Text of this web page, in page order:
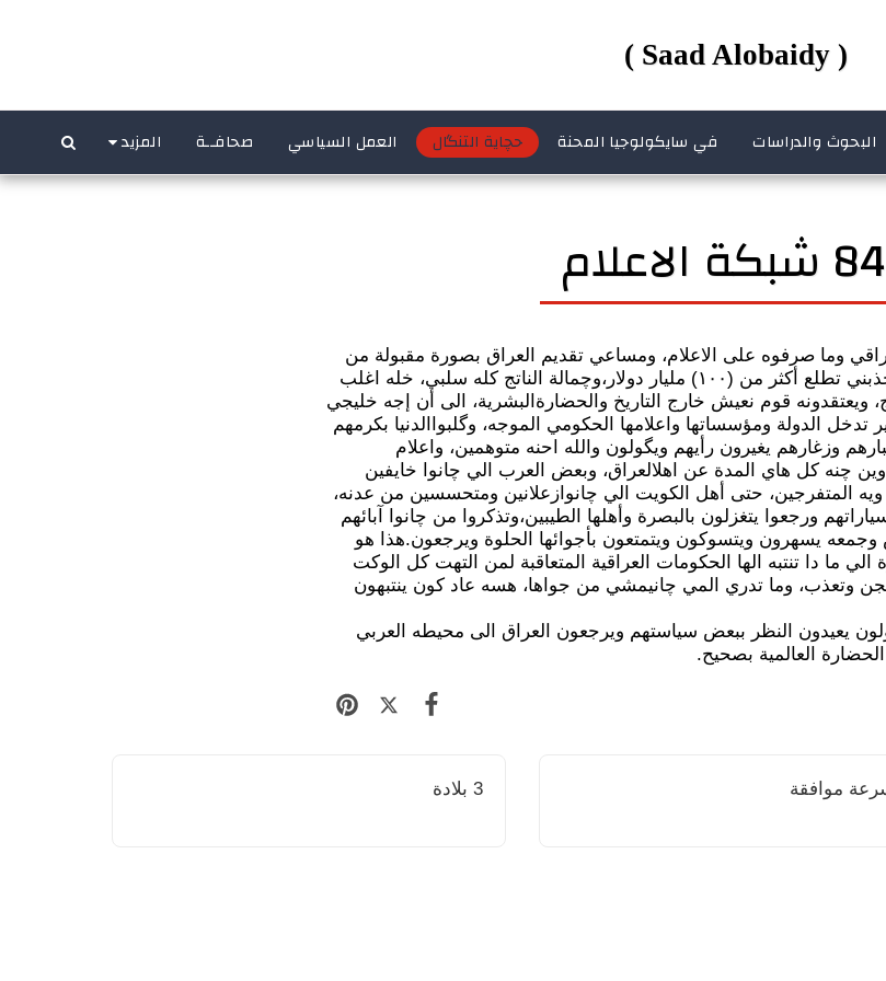
( Saad Alobaidy )
البحوث والدراسات في سايكولوجيا المحنة حچاية التنگال العمل السياسي صحافــة المزيد
وما صرفوه على الاعلام، ومساعي تقديم العراق بصورة مقبولة من
سنة (٢٠٠٣)ولليوم يمكن والله لا يچذبني تطلع أكثر من (١٠٠) مليار دولار،وچمالة الناتج كله سلبي، خله اغلب
ويعتقدونه قوم نعيش خارج التاريخ والحضارةالبشرية، الى أن إجه خليجي
تدخل الدولة ومؤسساتها واعلامها الحكومي الموجه، وگلبواالدنيا بكرمهم
وزغارهم يغيرون رأيهم ويگولون والله احنه متوهمين، واعلام
چنه كل هاي المدة عن اهلالعراق، وبعض العرب الي چانوا خايفين
ويه المتفرجين، حتى أهل الكويت الي چانوازعلانين ومتحسسين من عدنه،
ورجعوا يتغزلون بالبصرة وأهلها الطيبين،وتذكروا من چانوا آبائهم
يسهرون ويتسوكون ويتمتعون بأجوائها الحلوة ويرجعون.هذا هو
ما دا تنتبه الها الحكومات العراقية المتعاقبة لمن التهت كل الوكت
وتعذب، وما تدري المي چانيمشي من جواها، هسه عاد كون ينتبهون
يعيدون النظر ببعض سياستهم ويرجعون العراق الى محيطه العربي
العالمية بصحيح.
3 بلادة